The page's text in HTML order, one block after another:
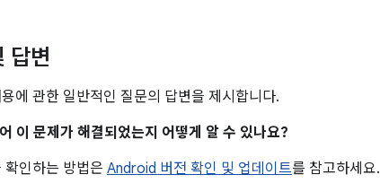
답변
에 관한 일반적인 질문의 답변을 제시합니다.
이 문제가 해결되었는지 어떻게 알 수 있나요?
확인하는 방법은 Android 버전 확인 및 업데이트를 참고하세요.